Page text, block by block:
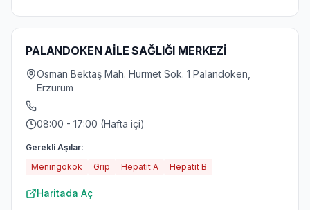
PALANDOKEN AİLE SAĞLIĞI MERKEZİ
Osman Bektaş Mah. Hurmet Sok. 1 Palandoken,
Erzurum
08:00 - 17:00 (Hafta içi)
Gerekli Aşılar:
Meningokok
Grip Hepatit A Hepatit B
Haritada Aç